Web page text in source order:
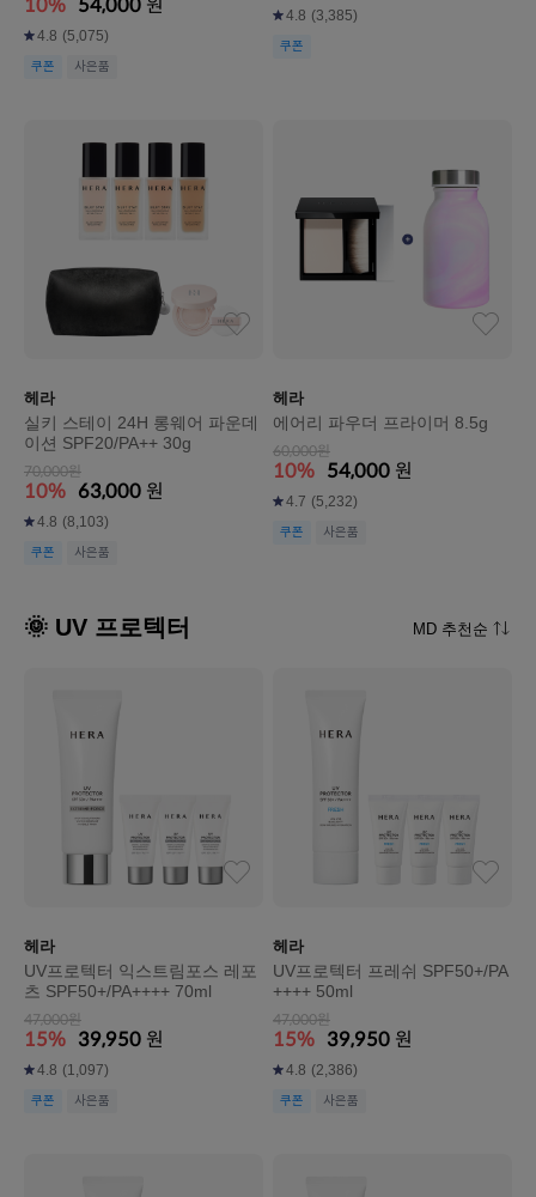
10% 54,000 원
4.8 (5,075)
쿠폰 사은품
4.8 (3,385)
쿠폰
헤라
실키 스테이 24H 롱웨어 파운데
이션 SPF20/PA++ 30g
70,000원
10% 63,000 원
4.8 (8,103)
쿠폰 사은품
헤라
에어리 파우더 프라이머 8.5g
60,000원
10% 54,000 원
4.7 (5,232)
쿠폰 사은품
🌞 UV 프로텍터 MD 추천순
헤라
UV프로텍터 익스트림포스 레포
츠 SPF50+/PA++++ 70ml
47,000원
15% 39,950 원
4.8 (1,097)
쿠폰 사은품
헤라
UV프로텍터 프레쉬 SPF50+/PA
++++ 50ml
47,000원
15% 39,950 원
4.8 (2,386)
쿠폰 사은품